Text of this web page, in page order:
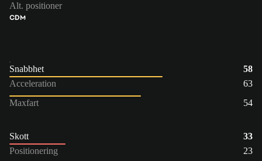
Alt. positioner
CDM
Snabbhet
58
Acceleration
63
Maxfart
54
Skott
33
Positionering
23